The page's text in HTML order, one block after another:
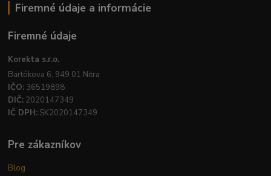
Firemné údaje a informácie
Firemné údaje
Korekta s.r.o.
Bartókova 6, 949 01 Nitra
IČO: 36519898
DIČ: 2020147349
IČ DPH: SK2020147349
Pre zákazníkov
Blog